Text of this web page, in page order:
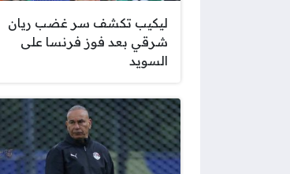
ليكيب تكشف سر غضب ريان
شرقي بعد فوز فرنسا على
السويد